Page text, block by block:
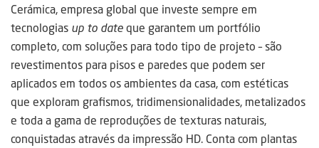
Cerámica, empresa global que investe sempre em
tecnologias up to dateque garantem um portfólio
completo, com soluções para todo tipo de projeto – são
revestimentos para pisos e paredes que podem ser
aplicados em todos os ambientes da casa, com estéticas
que exploram grafismos, tridimensionalidades, metalizados
e toda a gama de reproduções de texturas naturais,
conquistadas através da impressão HD. Conta com plantas